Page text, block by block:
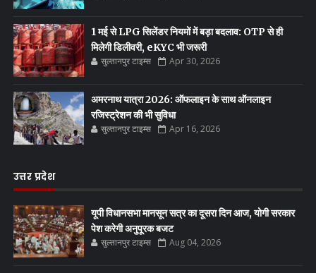
1 मई से LPG सिलेंडर नियमों में बड़ा बदलाव: OTP से ही
मिलेगी डिलीवरी, eKYC भी जरूरी
सुल्तानपुर टाइम्स Apr 30, 2026
अमरनाथ यात्रा 2026: ऑफलाइन के साथ ऑनलाइन
रजिस्ट्रेशन की भी सुविधा
सुल्तानपुर टाइम्स Apr 16, 2026
उत्तर प्रदेश
यूपी विधानसभा मानसून सत्र का दूसरा दिन आज, योगी सरकार
पेश करेगी अनुपूरक बजट
सुल्तानपुर टाइम्स Aug 04, 2026